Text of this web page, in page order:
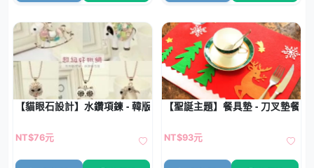
【貓眼石設計】水鑽項鍊 - 韓版長款配飾
NT$76元
【聖誕主題】餐具墊 - 刀叉墊餐桌
NT$93元